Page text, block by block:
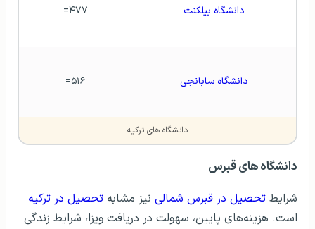
دانشگاه بیلکنت ۴۷۷=
دانشگاه سابانجی ۵۱۶=
دانشگاه های ترکیه
دانشگاه های قبرس
شرایط تحصیل در قبرس شمالی نیز مشابه تحصیل در ترکیه
است. هزینه‌های پایین، سهولت در دریافت ویزا، شرایط زندگی